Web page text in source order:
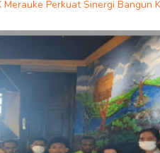
Merauke Perkuat Sinergi Bangun